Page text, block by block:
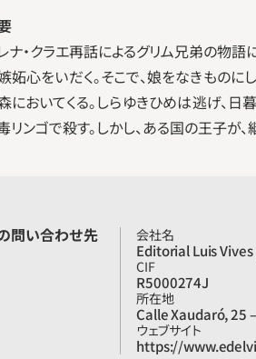
ナ・クラエ再話によるグリム兄弟の物語
妬心をいだく。そこで、娘をなきもの
においてくる。しらゆきひめは逃げ、
リンゴで殺す。しかし、ある国の王子が
問い合わせ先 会社名
Editorial Luis
CIF
R5000274J
所在地
Calle Xaudaró, 25
ウェブサイト
https://